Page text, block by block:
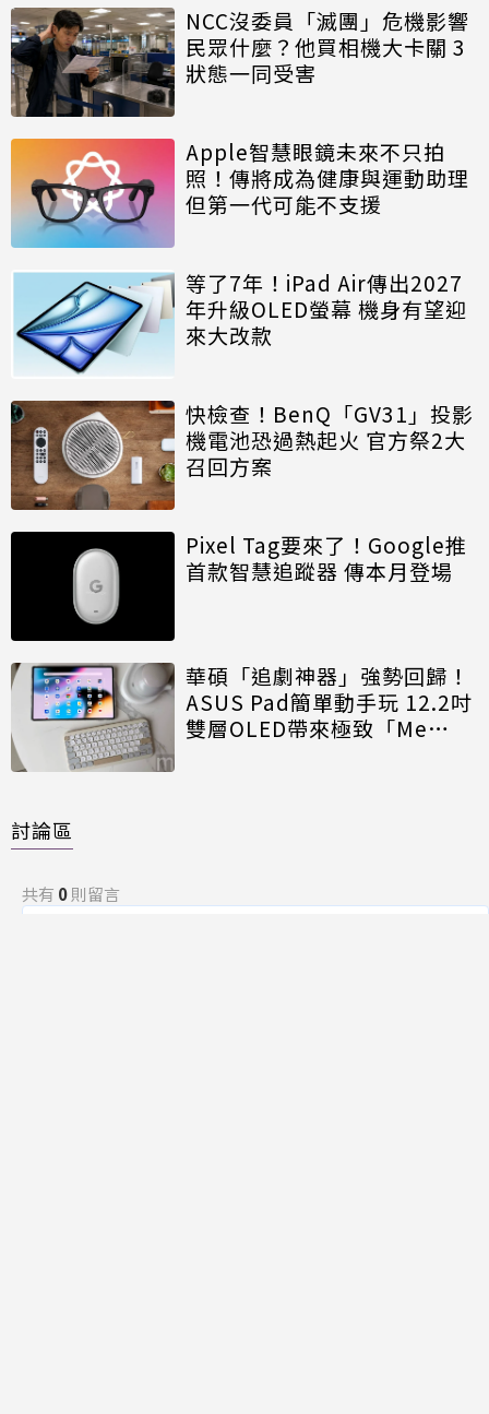
NCC沒委員「滅團」危機影響
民眾什麼？他買相機大卡關 3
狀態一同受害
Apple智慧眼鏡未來不只拍
照！傳將成為健康與運動助理
但第一代可能不支援
等了7年！iPad Air傳出2027
年升級OLED螢幕 機身有望迎
來大改款
快檢查！BenQ「GV31」投影
機電池恐過熱起火 官方祭2大
召回方案
Pixel Tag要來了！Google推
首款智慧追蹤器 傳本月登場
華碩「追劇神器」強勢回歸！
ASUS Pad簡單動手玩 12.2吋
雙層OLED帶來極致「Me
討論區
共有 0則留言